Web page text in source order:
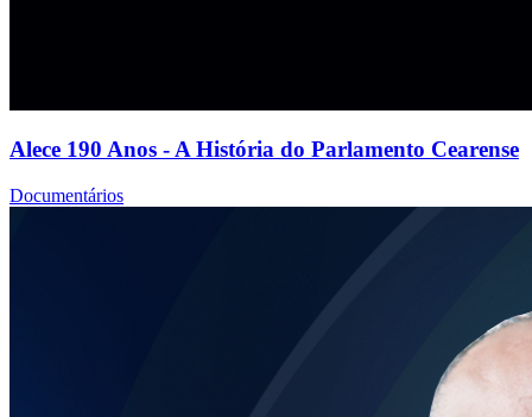
Alece 190 Anos - A História do Parlamento Cearense
Documentários